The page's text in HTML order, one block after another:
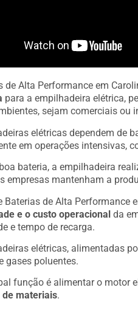
de Alta Performance em
para a empilhadeira elétrica,
sejam comerciais ou
elétricas dependem de
em operações intensivas,
bateria, a empilhadeira
empresas mantenham a
Baterias de Alta Performance
e o custo operacional da
e tempo de recarga.
elétricas, alimentadas
gases poluentes.
função é alimentar o motor
materiais.